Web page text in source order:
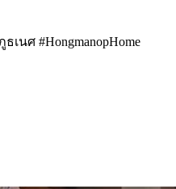
เนศ #HongmanopHome